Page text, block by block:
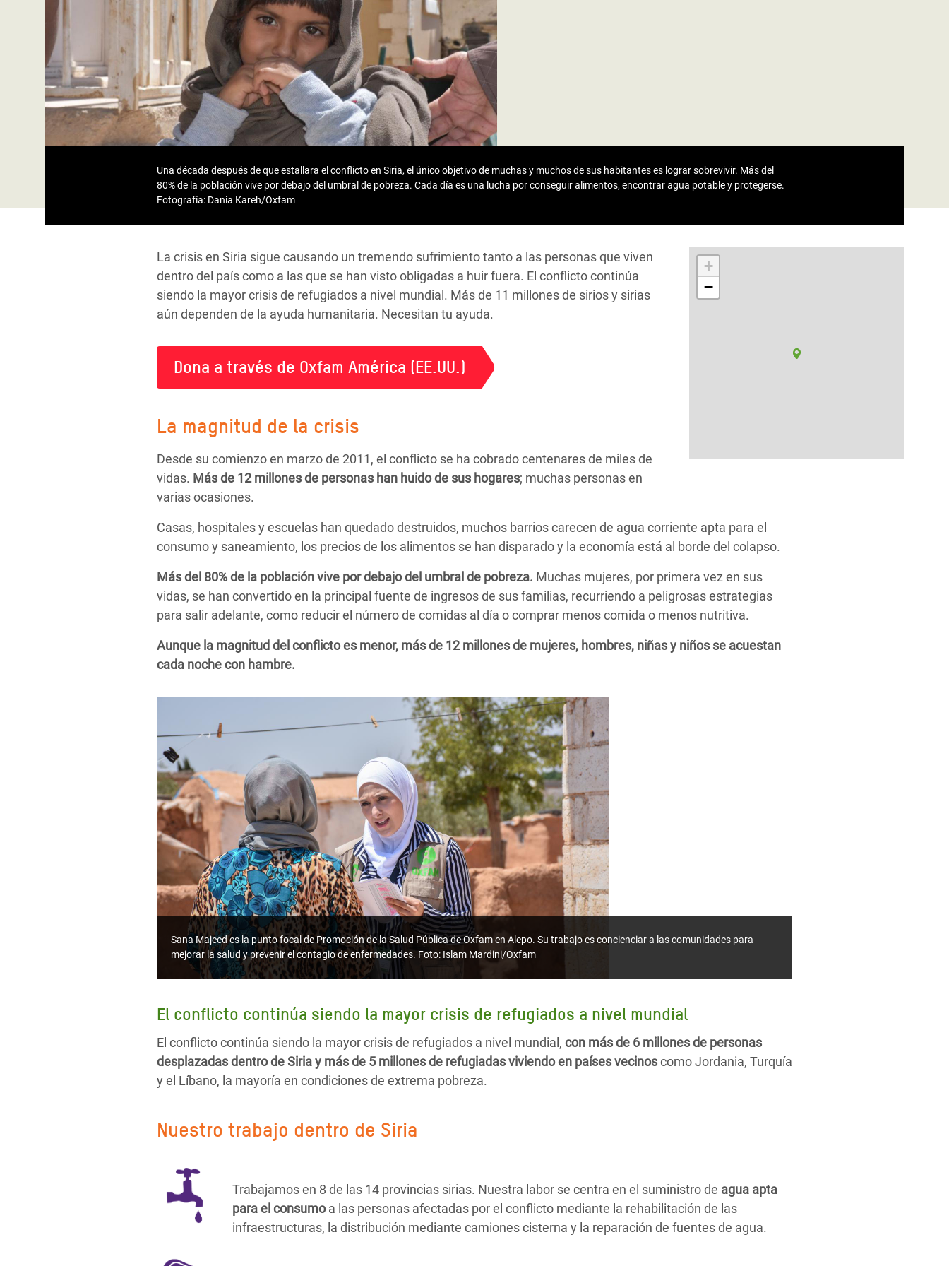
Conflictos y Desastres
Desigualdad Extrema y
Servicios Sociales Básicos
Inequality and Rights in a
Digital Age
Crisis Climática y Alimentaria
en África Oriental
Crisis de Personas Refugiadas
en Sudán del Sur
Crisis de Refugiados Rohinyá
en Bangladesh
Crisis en Yemen
#ActuaPorElClima
Erradiquemos el Sufrimiento Humano que
se Oculta tras los Alimentos
¡Basta! Acabemos con las violencias contra
mujeres y niñas
ayuda
a
la
navegación
Una década después de que estallara el conflicto en Siria, el único objetivo de muchas y muchos de sus habitantes es lograr sobrevivir. Más del
80% de la población vive por debajo del umbral de pobreza. Cada día es una lucha por conseguir alimentos, encontrar agua potable y protegerse.
Fotografía: Dania Kareh/Oxfam
+
−
La crisis en Siria sigue causando un tremendo sufrimiento tanto a las personas que viven
dentro del país como a las que se han visto obligadas a huir fuera. El conflicto continúa
siendo la mayor crisis de refugiados a nivel mundial. Más de 11 millones de sirios y sirias
aún dependen de la ayuda humanitaria. Necesitan tu ayuda.
Dona a través de Oxfam América (EE.UU.)
La magnitud de la crisis
Desde su comienzo en marzo de 2011, el conflicto se ha cobrado centenares de miles de
vidas. Más de 12 millones de personas han huido de sus hogares; muchas personas en
varias ocasiones.
Casas, hospitales y escuelas han quedado destruidos, muchos barrios carecen de agua corriente apta para el
consumo y saneamiento, los precios de los alimentos se han disparado y la economía está al borde del colapso.
Más del 80% de la población vive por debajo del umbral de pobreza. Muchas mujeres, por primera vez en sus
vidas, se han convertido en la principal fuente de ingresos de sus familias, recurriendo a peligrosas estrategias
para salir adelante, como reducir el número de comidas al día o comprar menos comida o menos nutritiva.
Aunque la magnitud del conflicto es menor, más de 12 millones de mujeres, hombres, niñas y niños se acuestan
cada noche con hambre.
Sana Majeed es la punto focal de Promoción de la Salud Pública de Oxfam en Alepo. Su trabajo es concienciar a las comunidades para
mejorar la salud y prevenir el contagio de enfermedades. Foto: Islam Mardini/Oxfam
El conflicto continúa siendo la mayor crisis de refugiados a nivel mundial
El conflicto continúa siendo la mayor crisis de refugiados a nivel mundial, con más de 6 millones de personas
desplazadas dentro de Siria y más de 5 millones de refugiadas viviendo en países vecinoscomo Jordania, Turquía
y el Líbano, la mayoría en condiciones de extrema pobreza.
Nuestro trabajo dentro de Siria
Trabajamos en 8 de las 14 provincias sirias. Nuestra labor se centra en el suministro de agua apta
para el consumoa las personas afectadas por el conflicto mediante la rehabilitación de las
infraestructuras, la distribución mediante camiones cisterna y la reparación de fuentes de agua.